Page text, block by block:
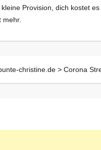
Provision, dich kostet es
mehr.
christine.de > Corona